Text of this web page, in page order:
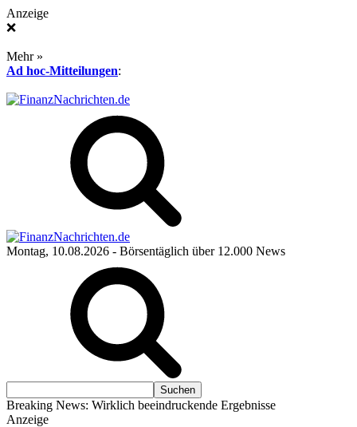
Anzeige
❌
Mehr »
Ad hoc-Mitteilungen:
Montag, 10.08.2026 - Börsentäglich über 12.000 News
Breaking News: Wirklich beeindruckende Ergebnisse
Anzeige